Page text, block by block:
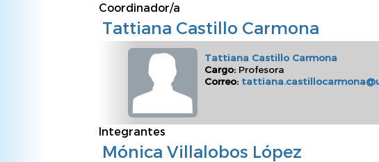
Coordinador/a
Tattiana Castillo Carmona
Tattiana Castillo Carmona
Cargo: Profesora
Correo:
Integrantes
Mónica Villalobos López